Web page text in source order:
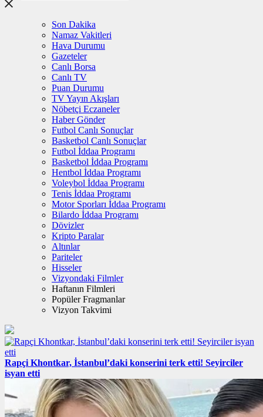
Son Dakika
Namaz Vakitleri
Hava Durumu
Gazeteler
Canlı Borsa
Canlı TV
Puan Durumu
TV Yayın Akışları
Nöbetçi Eczaneler
Haber Gönder
Futbol Canlı Sonuçlar
Basketbol Canlı Sonuçlar
Futbol İddaa Programı
Basketbol İddaa Programı
Hentbol İddaa Programı
Voleybol İddaa Programı
Tenis İddaa Programı
Motor Sporları İddaa Programı
Bilardo İddaa Programı
Dövizler
Kripto Paralar
Altınlar
Pariteler
Hisseler
Vizyondaki Filmler
Haftanın Filmleri
Popüler Fragmanlar
Vizyon Takvimi
Rapçi Khontkar, İstanbul’daki konserini terk etti! Seyirciler
isyan etti